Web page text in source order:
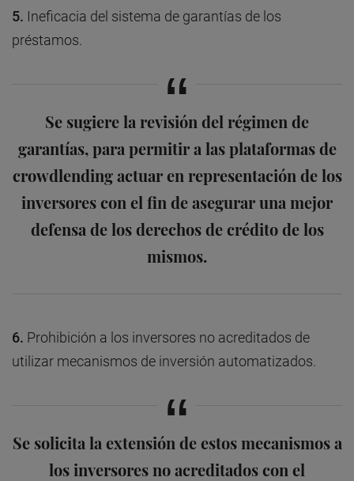
5. Ineficacia del sistema de garantías de los
préstamos.
Se sugiere la revisión del régimen de
garantías, para permitir a las plataformas de
crowdlending actuar en representación de los
inversores con el fin de asegurar una mejor
defensa de los derechos de crédito de los
mismos.
6. Prohibición a los inversores no acreditados de
utilizar mecanismos de inversión automatizados.
Se solicita la extensión de estos mecanismos a
los inversores no acreditados con el